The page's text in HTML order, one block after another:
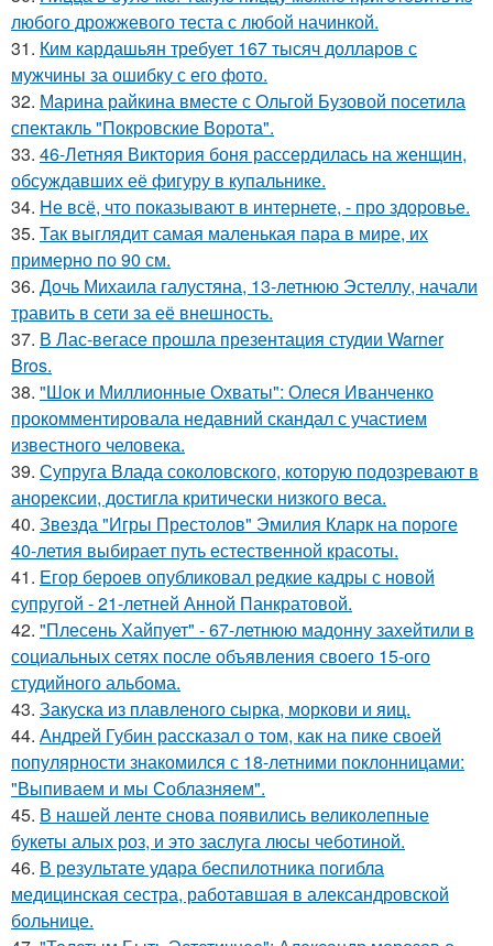
любого дрожжевого теста с любой начинкой.
31. Ким кардашьян требует 167 тысяч долларов с
мужчины за ошибку с его фото.
32. Марина райкина вместе с Ольгой Бузовой посетила
спектакль "Покровские Ворота".
33. 46-Летняя Виктория боня рассердилась на женщин,
обсуждавших её фигуру в купальнике.
34. Не всё, что показывают в интернете, - про здоровье.
35. Так выглядит самая маленькая пара в мире, их
примерно по 90 см.
36. Дочь Михаила галустяна, 13-летнюю Эстеллу, начали
травить в сети за её внешность.
37. В Лас-вегасе прошла презентация студии Warner
Bros.
38. "Шок и Миллионные Охваты": Олеся Иванченко
прокомментировала недавний скандал с участием
известного человека.
39. Супруга Влада соколовского, которую подозревают в
анорексии, достигла критически низкого веса.
40. Звезда "Игры Престолов" Эмилия Кларк на пороге
40-летия выбирает путь естественной красоты.
41. Егор бероев опубликовал редкие кадры с новой
супругой - 21-летней Анной Панкратовой.
42. "Плесень Хайпует" - 67-летнюю мадонну захейтили в
социальных сетях после объявления своего 15-ого
студийного альбома.
43. Закуска из плавленого сырка, моркови и яиц.
44. Андрей Губин рассказал о том, как на пике своей
популярности знакомился с 18-летними поклонницами:
"Выпиваем и мы Соблазняем".
45. В нашей ленте снова появились великолепные
букеты алых роз, и это заслуга люсы чеботиной.
46. В результате удара беспилотника погибла
медицинская сестра, работавшая в александровской
больнице.